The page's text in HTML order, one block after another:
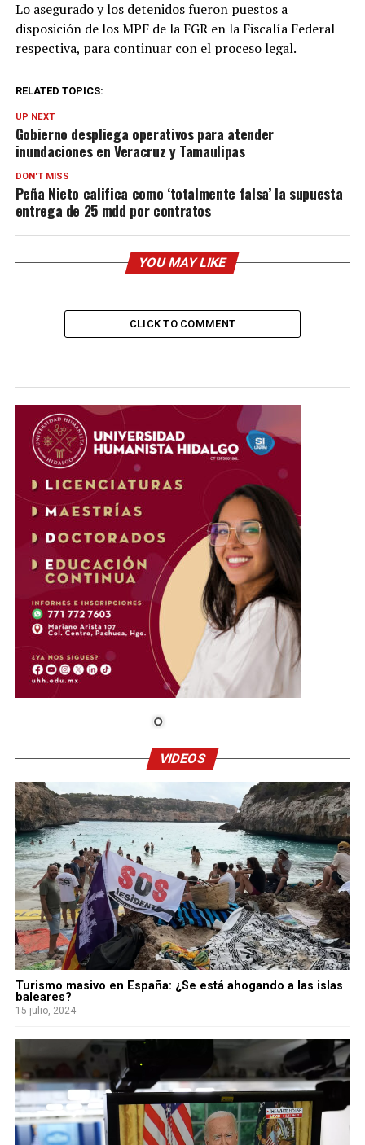
Lo asegurado y los detenidos fueron puestos a
disposición de los MPF de la FGR en la Fiscalía Federal
respectiva, para continuar con el proceso legal.
RELATED TOPICS:
UP NEXT
Gobierno despliega operativos para atender
inundaciones en Veracruz y Tamaulipas
DON'T MISS
Peña Nieto califica como ‘totalmente falsa’ la supuesta
entrega de 25 mdd por contratos
YOU MAY LIKE
CLICK TO COMMENT
VIDEOS
Turismo masivo en España: ¿Se está ahogando a las islas
baleares?
15 julio, 2024